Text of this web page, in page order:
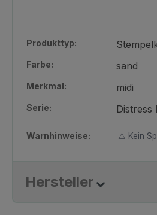
Produkttyp:
Farbe: sand
Merkmal: midi
Serie:
Warnhinweise: ⚠️ Kein
Hersteller